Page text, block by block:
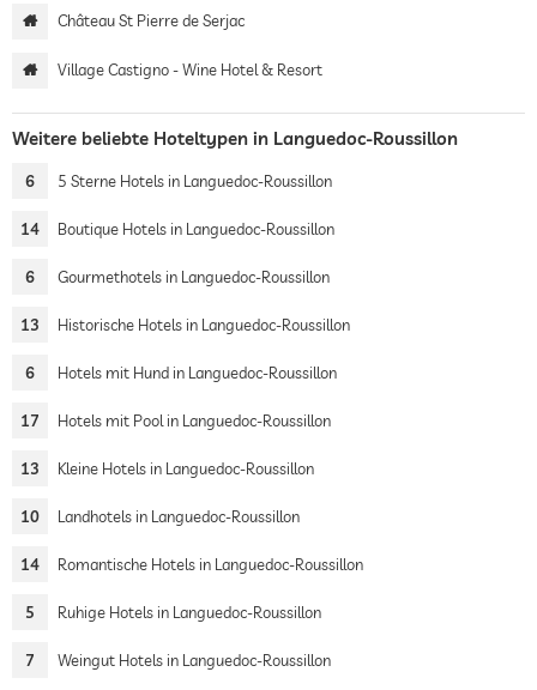
Château St Pierre de Serjac
Village Castigno - Wine Hotel & Resort
Weitere beliebte Hoteltypen in Languedoc-Roussillon
6 5 Sterne Hotels in Languedoc-Roussillon
14 Boutique Hotels in Languedoc-Roussillon
6 Gourmethotels in Languedoc-Roussillon
13 Historische Hotels in Languedoc-Roussillon
6 Hotels mit Hund in Languedoc-Roussillon
17 Hotels mit Pool in Languedoc-Roussillon
13 Kleine Hotels in Languedoc-Roussillon
10 Landhotels in Languedoc-Roussillon
14 Romantische Hotels in Languedoc-Roussillon
5 Ruhige Hotels in Languedoc-Roussillon
7 Weingut Hotels in Languedoc-Roussillon